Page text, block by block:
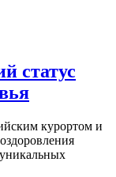
статус
курортом и
уникальных